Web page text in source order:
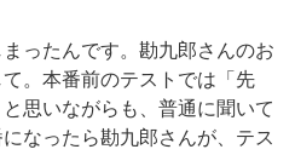
ったんです。勘九郎さんのお
。本番前のテストでは「先
思いながらも、普通に聞いて
なったら勘九郎さんが、テス